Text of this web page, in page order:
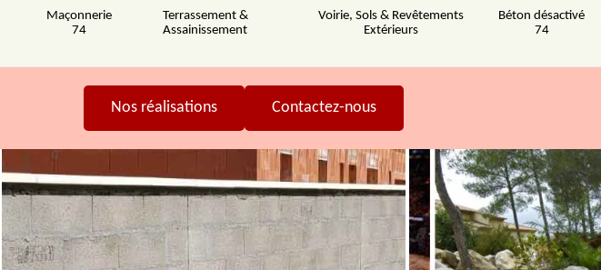
Maçonnerie
74
Terrassement &
Assainissement
Voirie, Sols & Revêtements
Extérieurs
Béton désactivé
74
Nos réalisations Contactez-nous